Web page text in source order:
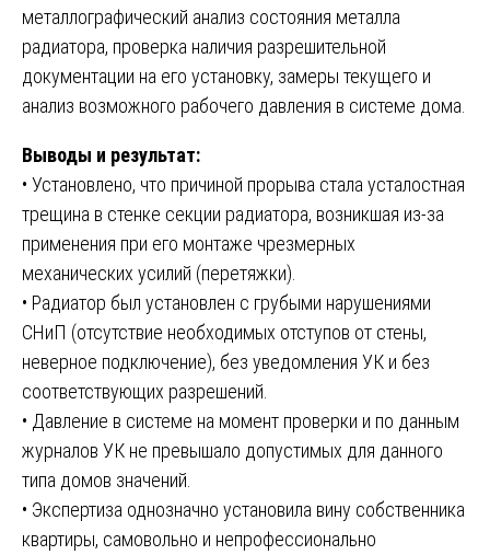
металлографический анализ состояния металла
радиатора, проверка наличия разрешительной
документации на его установку, замеры текущего и
анализ возможного рабочего давления в системе дома.
Выводы и результат:
• Установлено, что причиной прорыва стала усталостная
трещина в стенке секции радиатора, возникшая из-за
применения при его монтаже чрезмерных
механических усилий (перетяжки).
• Радиатор был установлен с грубыми нарушениями
СНиП (отсутствие необходимых отступов от стены,
неверное подключение), без уведомления УК и без
соответствующих разрешений.
• Давление в системе на момент проверки и по данным
журналов УК не превышало допустимых для данного
типа домов значений.
• Экспертиза однозначно установила вину собственника
квартиры, самовольно и непрофессионально